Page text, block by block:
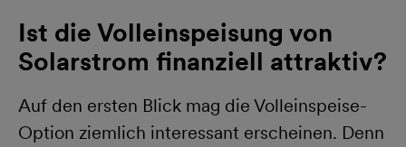
Ist die Volleinspeisung von
Solarstrom finanziell attraktiv?
Auf den ersten Blick mag die Volleinspeise-
Option ziemlich interessant erscheinen. Denn